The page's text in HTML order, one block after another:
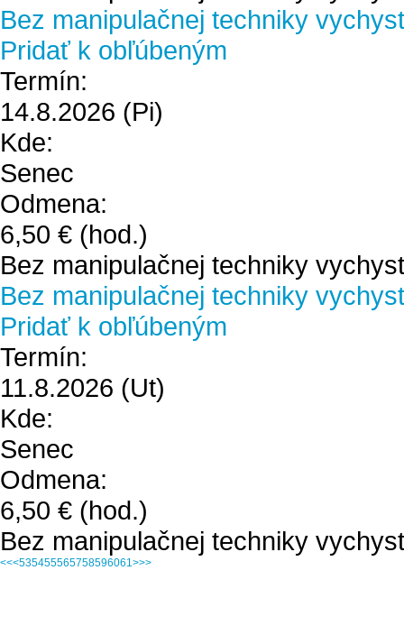
Bez manipulačnej techniky
Pridať k obľúbeným
Termín:
14.8.2026 (Pi)
Kde:
Senec
Odmena:
6,50 € (hod.)
Bez manipulačnej techniky
Bez manipulačnej techniky
Pridať k obľúbeným
Termín:
11.8.2026 (Ut)
Kde:
Senec
Odmena:
6,50 € (hod.)
Bez manipulačnej techniky
<<<535455565758596061>>>